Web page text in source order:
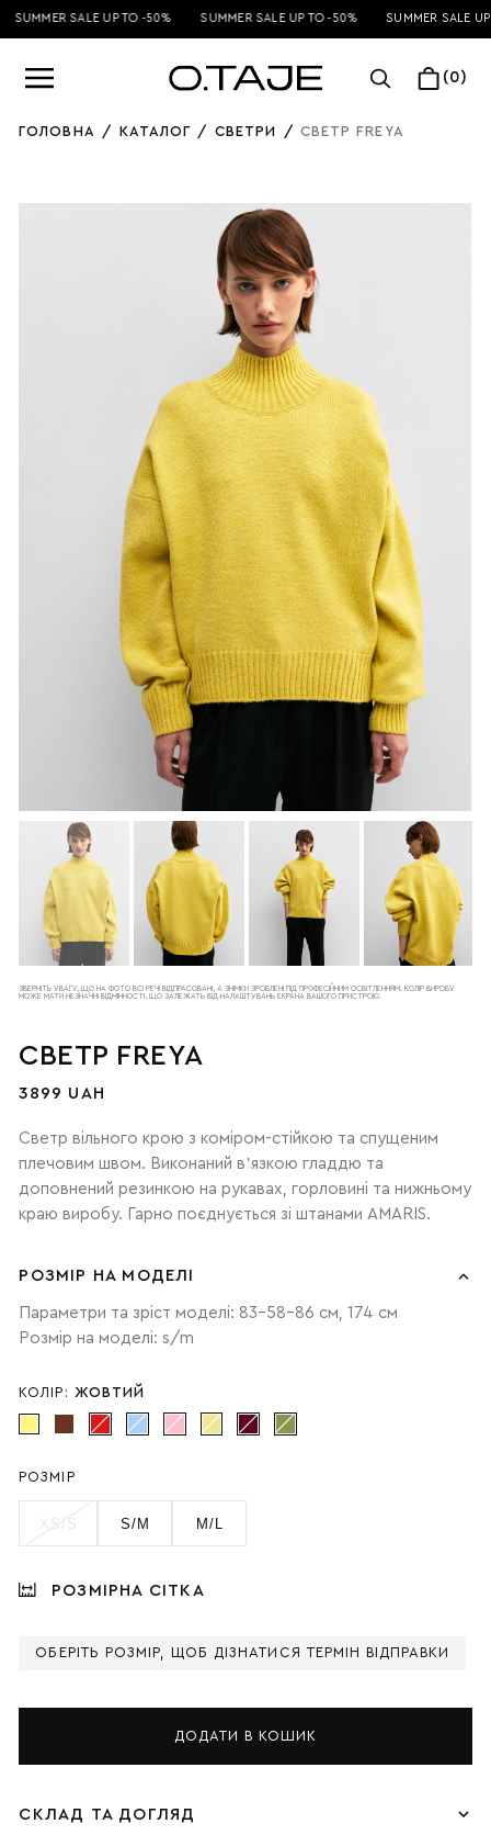
SUMMER SALE UP TO -50% SUMMER SALE UP TO -50% SUMMER SALE
(0)
ГОЛОВНА / КАТАЛОГ / СВЕТРИ / СВЕТР FREYA
ЗВЕРНІТЬ УВАГУ, ЩО НА ФОТО ВСІ РЕЧІ ВІДПРАСОВАНІ, А ЗНІМКИ ЗРОБЛЕНІ ПІД ПРОФЕСІЙНИМ ОСВІТЛЕННЯМ. КОЛІР ВИРОБУ
МОЖЕ МАТИ НЕЗНАЧНІ ВІДМІННОСТІ, ЩО ЗАЛЕЖАТЬ ВІД НАЛАШТУВАНЬ ЕКРАНА ВАШОГО ПРИСТРОЮ.
СВЕТР FREYA
3899 UAH
Светр вільного крою з коміром-стійкою та спущеним
плечовим швом. Виконаний вʼязкою гладдю та
доповнений резинкою на рукавах, горловині та нижньому
краю виробу. Гарно поєднується зі штанами AMARIS.
РОЗМІР НА МОДЕЛІ
Параметри та зріст моделі: 83-58-86 см, 174 см
Розмір на моделі: s/m
КОЛІР: ЖОВТИЙ
РОЗМІР
XS/S S/M M/L
РОЗМІРНА СІТКА
ОБЕРІТЬ РОЗМІР, ЩОБ ДІЗНАТИСЯ ТЕРМІН ВІДПРАВКИ
ДОДАТИ В КОШИК
СКЛАД ТА ДОГЛЯД